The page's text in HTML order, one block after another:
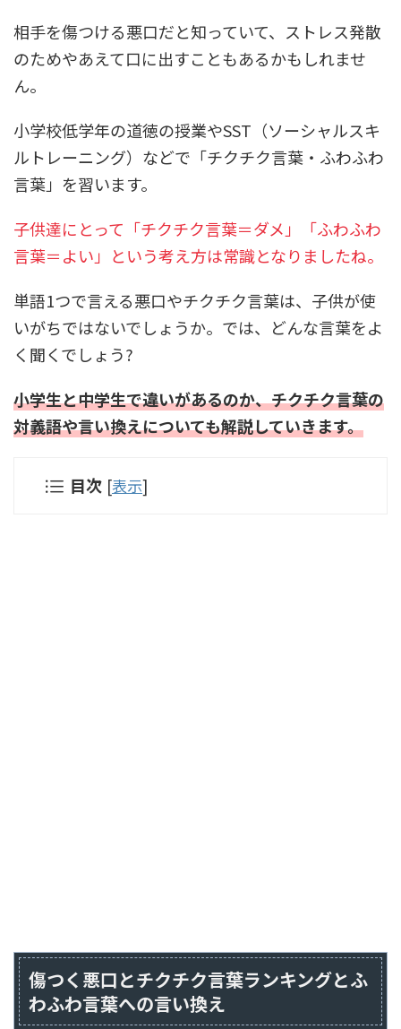
相手を傷つける悪口だと知っていて、ストレス発散
のためやあえて口に出すこともあるかもしれませ
ん。
小学校低学年の道徳の授業やSST（ソーシャルスキ
ルトレーニング）などで「チクチク言葉・ふわふわ
言葉」を習います。
子供達にとって「チクチク言葉＝ダメ」「ふわふわ
言葉＝よい」という考え方は常識となりましたね。
単語1つで言える悪口やチクチク言葉は、子供が使
いがちではないでしょうか。では、どんな言葉をよ
く聞くでしょう?
小学生と中学生で違いがあるのか、チクチク言葉の
対義語や言い換えについても解説していきます。
目次 [表示]
傷つく悪口とチクチク言葉ランキングとふ
わふわ言葉への言い換え